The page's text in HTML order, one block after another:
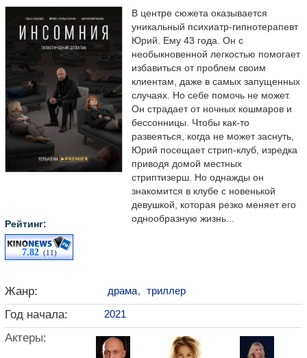
Рейтинг:
7.82(11)
В центре сюжета оказывается
уникальный психиатр-гипнотерапевт
Юрий. Ему 43 года. Он с
необыкновенной легкостью помогает
избавиться от проблем своим
клиентам, даже в самых запущенных
случаях. Но себе помочь не может.
Он страдает от ночных кошмаров и
бессонницы. Чтобы как-то
развеяться, когда не может заснуть,
Юрий посещает стрип-клуб, изредка
приводя домой местных
стриптизерш. Но однажды он
знакомится в клубе с новенькой
девушкой, которая резко меняет его
однообразную жизнь...
Жанр: драма, триллер
Год начала: 2021
Актеры: